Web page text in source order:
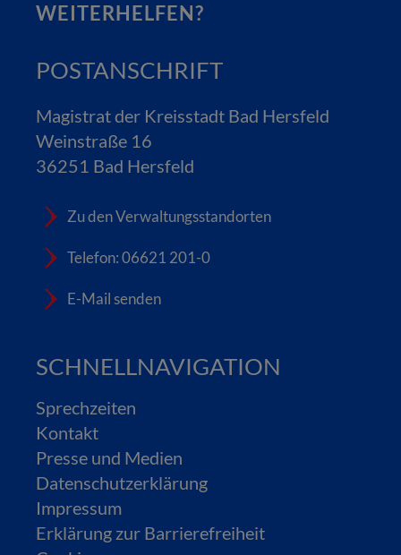
WEITERHELFEN?
POSTANSCHRIFT
Magistrat der Kreisstadt Bad Hersfeld
Weinstraße 16
36251 Bad Hersfeld
Zu den Verwaltungsstandorten
Telefon: 06621 201-0
E-Mail senden
SCHNELLNAVIGATION
Sprechzeiten
Kontakt
Presse und Medien
Datenschutzerklärung
Impressum
Erklärung zur Barrierefreiheit